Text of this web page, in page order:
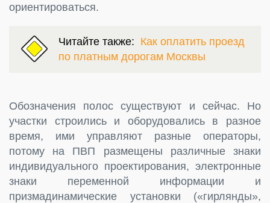
ориентироваться.
Читайте также: Как оплатить проезд
по платным дорогам Москвы
Обозначения полос существуют и сейчас. Но
участки строились и оборудовались в разное
время, ими управляют разные операторы,
потому на ПВП размещены различные знаки
индивидуального проектирования, электронные
знаки переменной информации и
призмадинамические установки («гирлянды»,